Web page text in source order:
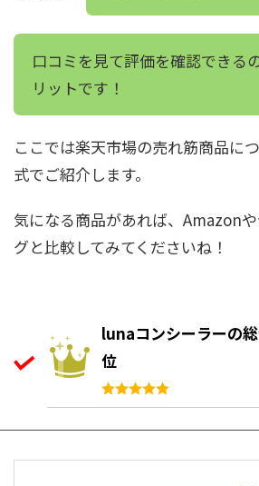
口コミを見て評価を確認できる
リットです！
ここでは楽天市場の売れ筋商品に
式でご紹介します。
気になる商品があれば、Amazon
グと比較してみてくださいね！
lunaコンシーラーの
位